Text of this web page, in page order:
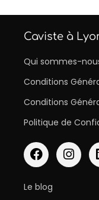
Caviste à
Qui sommes-
Conditions
Conditions
Politique de
Le blog